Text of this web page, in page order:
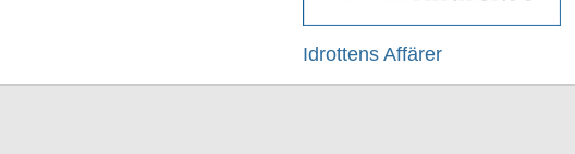
Idrottens Affärer